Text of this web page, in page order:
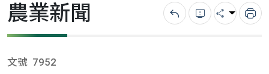
農業新聞 回上一頁錯誤回報
分享 列
文號 7952